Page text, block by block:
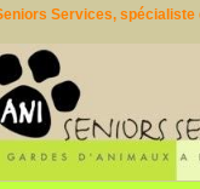
Services, spécialiste